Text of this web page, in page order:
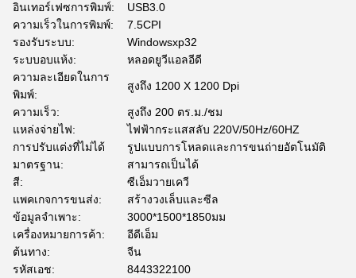
อินเทอร์เฟซการพิมพ์:
USB3.0
ความเร็วในการพิมพ์:
7.5CPI
รองรับระบบ:
Windowsxp32
ระบบอบแห้ง:
หลอดยูวีแอลอีดี
ความละเอียดในการ
พิมพ์:
สูงถึง 1200 X 1200 Dpi
ความเร็ว:
สูงถึง 200 ตร.ม./ชม
แหล่งจ่ายไฟ:
ไฟฟ้ากระแสสลับ 220V/50Hz/60HZ
การปรับแต่งที่ไม่ได้
มาตรฐาน:
รูปแบบการโหลดและการขนถ่ายอัตโนมัติ
สามารถเป็นได้
สี:
ซีเอ็มวายเควี
แพคเกจการขนส่ง:
สร้างวงเล็บและซีล
ข้อมูลจำเพาะ:
3000*1500*1850มม
เครื่องหมายการค้า:
อีดีเอ็ม
ต้นทาง:
จีน
รหัสเอช:
8443322100